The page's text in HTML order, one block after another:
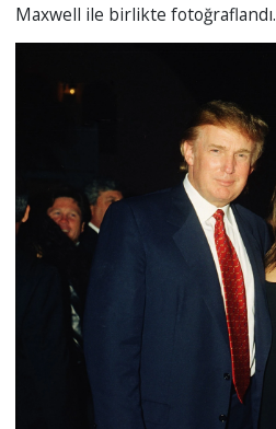
Maxwell ile birlikte fotoğraflandı.